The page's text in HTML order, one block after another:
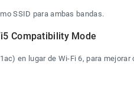
SSID para ambas bandas.
Compatibility Mode
en lugar de Wi-Fi 6, para